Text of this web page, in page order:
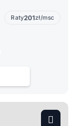
Raty201zł/msc